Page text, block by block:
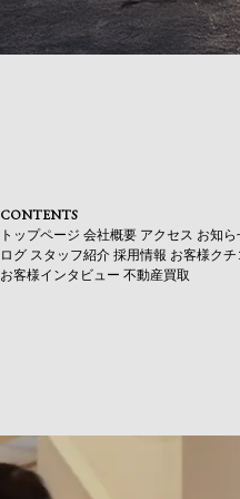
CONTENTS
トップページ 会社概要 アクセス お知ら
ログ スタッフ紹介 採用情報 お客様クチ
お客様インタビュー 不動産買取